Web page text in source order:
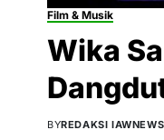
Film & Musik
Wika
BYREDAKSI IAWNEWS